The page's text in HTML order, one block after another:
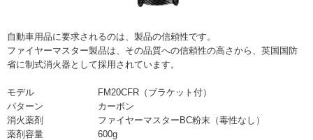
自動車用品に要求されるのは、製品の信頼性です。
ファイヤーマスター製品は、その品質への信頼性の高さから、英国国防
省に制式消火器として採用されています。
モデル
FM20CFR（ブラケット付）
パターン
カーボン
消火薬剤
ファイヤーマスターBC粉末（毒性なし）
薬剤容量
600g